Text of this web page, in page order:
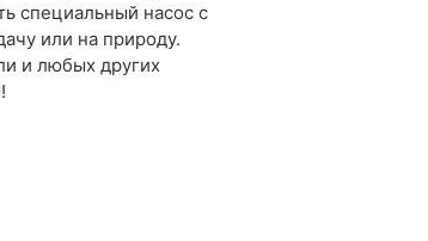
специальный насос с
или на природу.
и любых других